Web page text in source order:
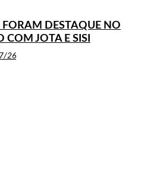
FORAM DESTAQUE NO
COM JOTA E SISI
26